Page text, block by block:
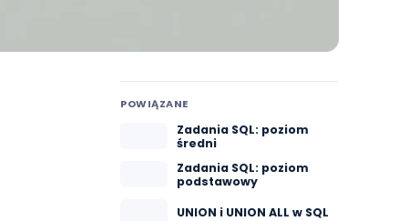
POWIĄZANE
Zadania SQL: poziom
średni
Zadania SQL: poziom
podstawowy
UNION i UNION ALL w SQL